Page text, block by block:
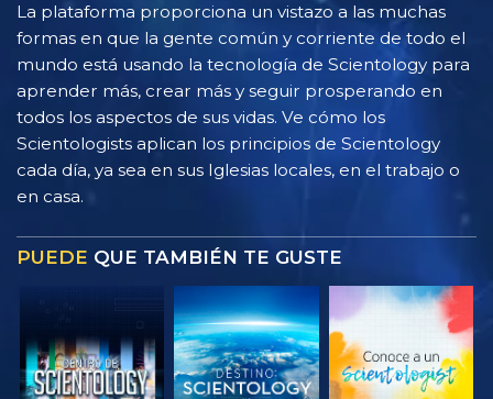
La plataforma proporciona un vistazo a las muchas
formas en que la gente común y corriente de todo el
mundo está usando la tecnología de Scientology para
aprender más, crear más y seguir prosperando en
todos los aspectos de sus vidas. Ve cómo los
Scientologists aplican los principios de Scientology
cada día, ya sea en sus Iglesias locales, en el trabajo o
en casa.
PUEDE QUE TAMBIÉN TE GUSTE